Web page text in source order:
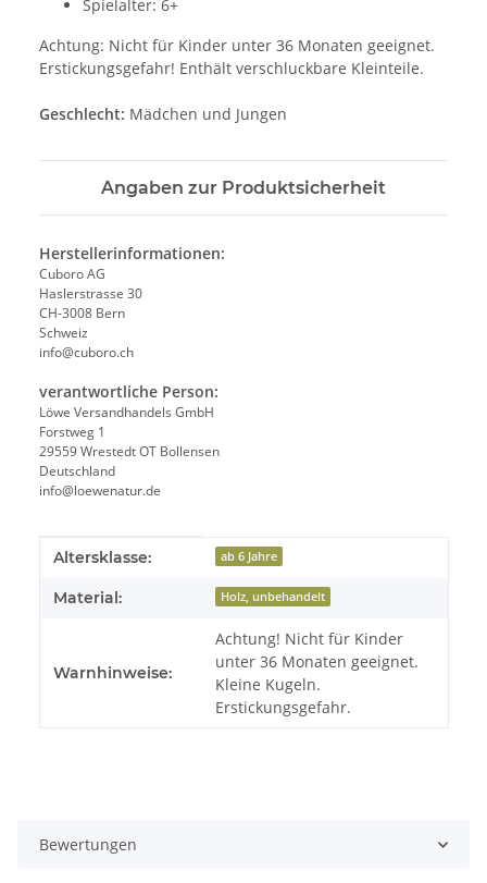
Spielalter: 6+
Achtung: Nicht für Kinder unter 36 Monaten geeignet.
Erstickungsgefahr! Enthält verschluckbare Kleinteile.
Geschlecht: Mädchen und Jungen
Angaben zur Produktsicherheit
Herstellerinformationen:
Cuboro AG
Haslerstrasse 30
CH-3008 Bern
Schweiz
info@cuboro.ch
verantwortliche Person:
Löwe Versandhandels GmbH
Forstweg 1
29559 Wrestedt OT Bollensen
Deutschland
info@loewenatur.de
Produkteigenschaft
Wert
Altersklasse: ab 6 Jahre
Material: Holz, unbehandelt
Warnhinweise:
Achtung! Nicht für Kinder
unter 36 Monaten geeignet.
Kleine Kugeln.
Erstickungsgefahr.
Bewertungen